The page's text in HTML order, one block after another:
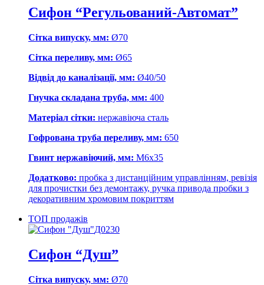
Сифон “Регульований-Автомат”
Сітка випуску, мм: Ø70
Сітка переливу, мм: Ø65
Відвід до каналізації, мм: Ø40/50
Гнучка складана труба, мм: 400
Матеріал сітки: нержавіюча сталь
Гофрована труба переливу, мм: 650
Гвинт нержавіючий, мм: М6х35
Додатково: пробка з дистанційним управлінням, ревізія
для прочистки без демонтажу, ручка привода пробки з
декоративним хромовим покриттям
ТОП продажів
Д0230
Сифон “Душ”
Сітка випуску, мм: Ø70